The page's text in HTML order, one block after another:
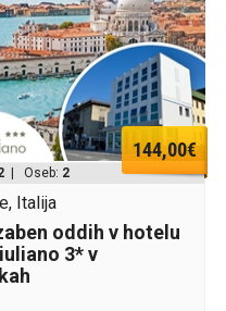
144,00€
| Oseb: 2
Italija
oddih v hotelu
3* v